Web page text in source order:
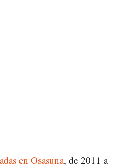
en Osasuna, de 2011 a